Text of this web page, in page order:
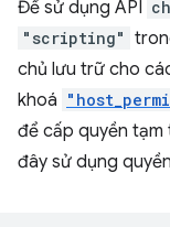
Để sử dụng API
"scripting"
chủ lưu trữ cho
khoá
để cấp quyền tạm
đây sử dụng